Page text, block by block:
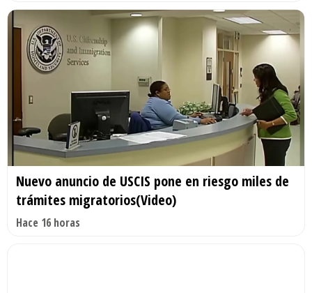
Nuevo anuncio de USCIS pone en riesgo miles de
trámites migratorios(Video)
Hace 16 horas